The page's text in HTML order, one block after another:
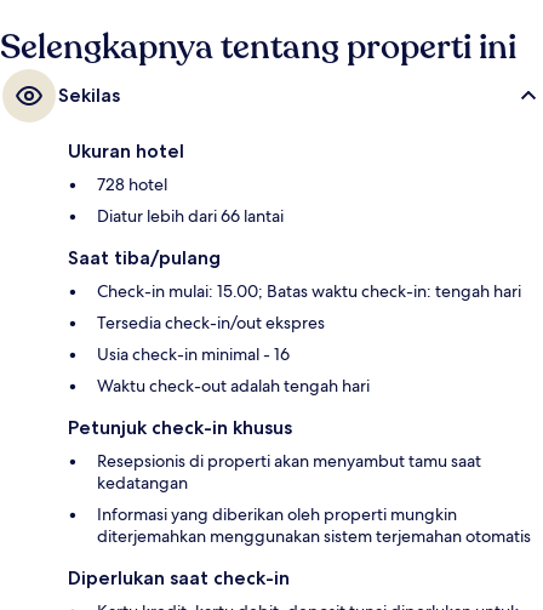
Selengkapnya tentang properti ini
Sekilas
Ukuran hotel
728 hotel
Diatur lebih dari 66 lantai
Saat tiba/pulang
Check-in mulai: 15.00; Batas waktu check-in: tengah hari
Tersedia check-in/out ekspres
Usia check-in minimal - 16
Waktu check-out adalah tengah hari
Petunjuk check-in khusus
Resepsionis di properti akan menyambut tamu saat
kedatangan
Informasi yang diberikan oleh properti mungkin
diterjemahkan menggunakan sistem terjemahan otomatis
Diperlukan saat check-in